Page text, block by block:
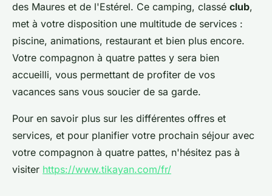
des Maures et de l'Estérel. Ce camping, classé club,
met à votre disposition une multitude de services :
piscine, animations, restaurant et bien plus encore.
Votre compagnon à quatre pattes y sera bien
accueilli, vous permettant de profiter de vos
vacances sans vous soucier de sa garde.
Pour en savoir plus sur les différentes offres et
services, et pour planifier votre prochain séjour avec
votre compagnon à quatre pattes, n'hésitez pas à
visiter https://www.tikayan.com/fr/